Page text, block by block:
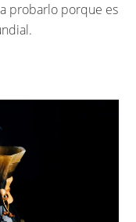
probarlo porque es